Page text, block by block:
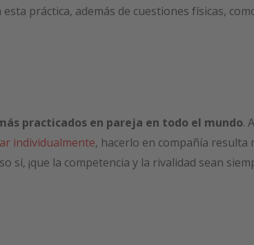
práctica, además de cuestiones físicas,
practicados en pareja en todo el mundo.
individualmente, hacerlo en compañía resulta
sí, ¡que la competencia y la rivalidad sean